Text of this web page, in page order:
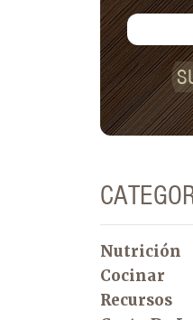
Nutrición
Cocinar
Recursos